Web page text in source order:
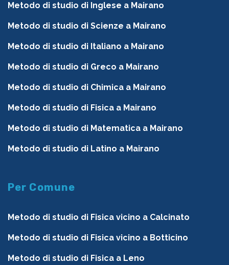
Metodo di studio di Inglese a Mairano
Metodo di studio di Scienze a Mairano
Metodo di studio di Italiano a Mairano
Metodo di studio di Greco a Mairano
Metodo di studio di Chimica a Mairano
Metodo di studio di Fisica a Mairano
Metodo di studio di Matematica a Mairano
Metodo di studio di Latino a Mairano
Per Comune
Metodo di studio di Fisica vicino a Calcinato
Metodo di studio di Fisica vicino a Botticino
Metodo di studio di Fisica a Leno